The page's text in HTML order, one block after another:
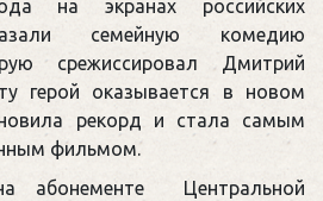
на экранах российских
семейную комедию
срежиссировал Дмитрий
герой оказывается в новом
рекорд и стала самым
фильмом.
абонементе Центральной